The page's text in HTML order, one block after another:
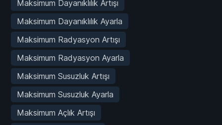
Maksimum Dayanıklılık Artışı
Maksimum Dayanıklılık Ayarla
Maksimum Radyasyon Artışı
Maksimum Radyasyon Ayarla
Maksimum Susuzluk Artışı
Maksimum Susuzluk Ayarla
Maksimum Açlık Artışı